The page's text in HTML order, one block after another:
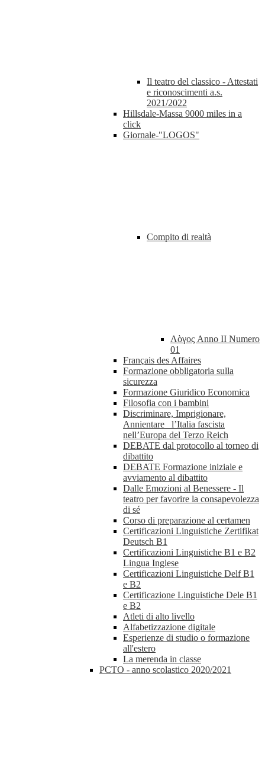
Il teatro del classico - Attestati
e riconoscimenti a.s.
2021/2022
Hillsdale-Massa 9000 miles in a
click
Giornale-"LOGOS"
Compito di realtà
Λὸγος Anno II Numero
01
Français des Affaires
Formazione obbligatoria sulla
sicurezza
Formazione Giuridico Economica
Filosofia con i bambini
Discriminare, Imprigionare,
Annientare_ l’Italia fascista
nell’Europa del Terzo Reich
DEBATE dal protocollo al torneo di
dibattito
DEBATE Formazione iniziale e
avviamento al dibattito
Dalle Emozioni al Benessere - Il
teatro per favorire la consapevolezza
di sé
Corso di preparazione al certamen
Certificazioni Linguistiche Zertifikat
Deutsch B1
Certificazioni Linguistiche B1 e B2
Lingua Inglese
Certificazioni Linguistiche Delf B1
e B2
Certificazione Linguistiche Dele B1
e B2
Atleti di alto livello
Alfabetizzazione digitale
Esperienze di studio o formazione
all'estero
La merenda in classe
PCTO - anno scolastico 2020/2021